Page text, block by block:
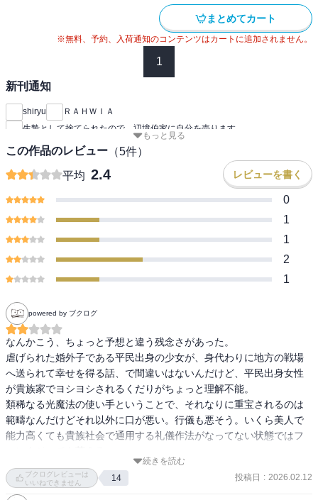
まとめてカート
※無料、予約、入荷通知のコンテンツはカートに追加されません。
1
新刊通知
shiryu
ＲＡＨＷＩＡ
生贄として捨てられたので、辺境伯家に自分を売ります
もっと見る
この作品のレビュー （5件）
平均 2.4 レビューを書く
0
1
1
2
1
powered by ブクログ
なんかこう、ちょっと予想と違う残念さがあった。
虐げられた婚外子である平民出身の少女が、身代わりに地方の戦場
へ送られて幸せを得る話、で間違いはないんだけど、平民出身女性
が貴族家でヨシヨシされるくだりがちょっと理解不能。
類稀なる光魔法の使い手ということで、それなりに重宝されるのは
範疇なんだけどそれ以外に口が悪い。行儀も悪そう。いくら美人で
能力高くても貴族社会で通用する礼儀作法がなってない状態ではフ
あと、ヒロインがひと戦終わった後の打ち上げ的なやつに誘われた
時、ヒーローが嫉妬心から阻止するのもDVやからな！付き合っても
続きを読む
ブクログレビューは
いいねできません
14 投稿日 : 2026.02.12